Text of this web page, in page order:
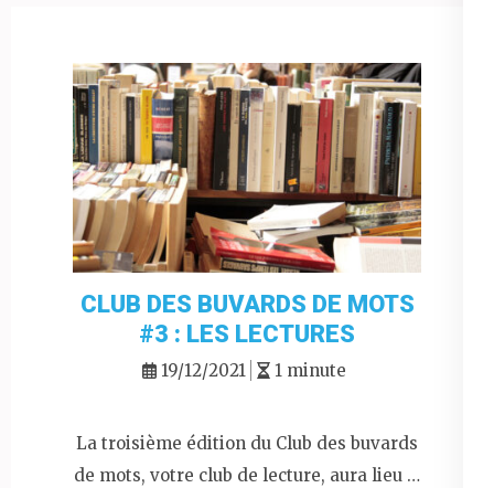
CLUB DES BUVARDS DE MOTS
#3 : LES LECTURES
19/12/2021 1 minute
La troisième édition du Club des buvards
de mots, votre club de lecture, aura lieu …